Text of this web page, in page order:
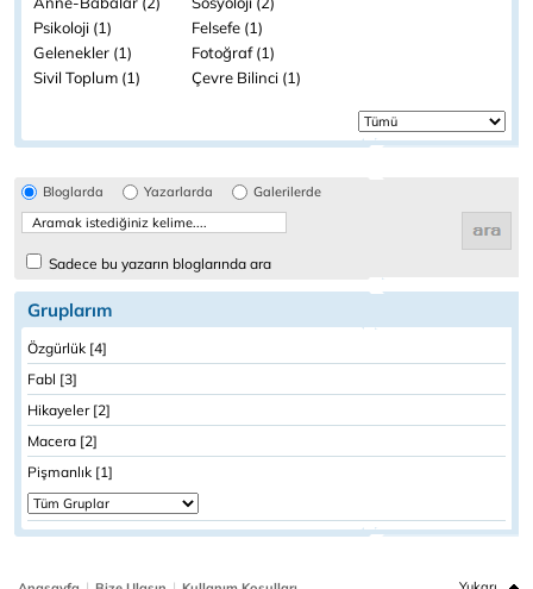
Psikoloji (1)
Felsefe (1)
Gelenekler (1)
Fotoğraf (1)
Sivil Toplum (1)
Çevre Bilinci (1)
Bloglarda Yazarlarda Galerilerde
Sadece bu yazarın bloglarında ara
Gruplarım
Özgürlük [4]
Fabl [3]
Hikayeler [2]
Macera [2]
Pişmanlık [1]